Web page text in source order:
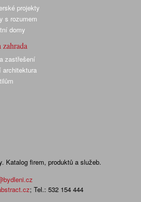
projekty
s rozumem
domy
zastřešení
architektura
Katalog firem, produktů a služeb.
; Tel.: 532 154 444